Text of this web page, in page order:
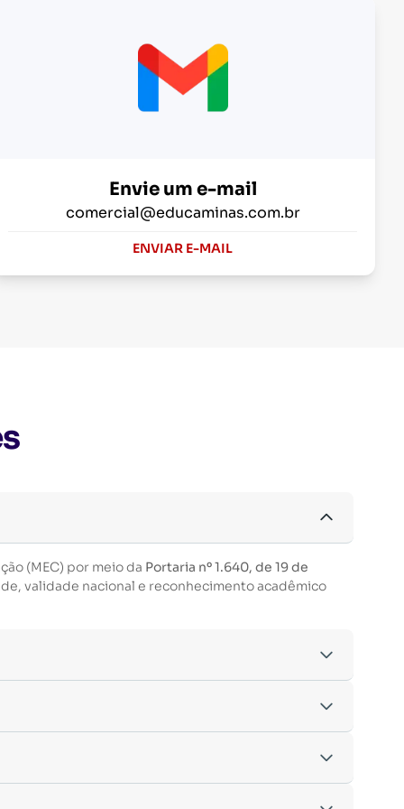
Envie um e-mail
comercial@educaminas.com.br
ENVIAR E-MAIL
(MEC) por meio da Portaria nº 1.640, de 19 de
validade nacional e reconhecimento acadêmico
com os critérios estabelecidos pelo